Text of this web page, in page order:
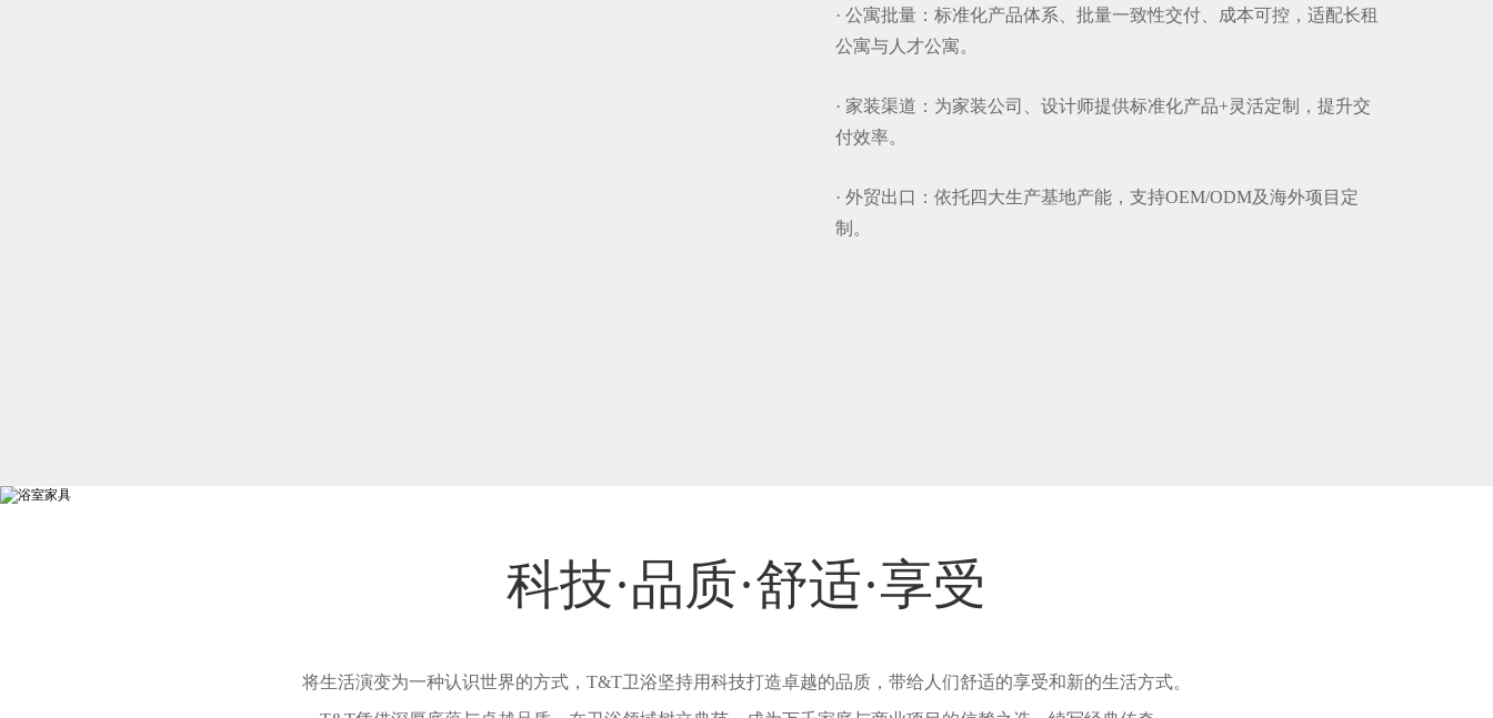
· 公寓批量：标准化产品体系、批量一致性交付、成本可控，适配长租
公寓与人才公寓。
· 家装渠道：为家装公司、设计师提供标准化产品+灵活定制，提升交
付效率。
· 外贸出口：依托四大生产基地产能，支持OEM/ODM及海外项目定
制。
科技·品质·舒适·享受
将生活演变为一种认识世界的方式，T&T卫浴坚持用科技打造卓越的品质，带给人们舒适的享受和新的生活方式。